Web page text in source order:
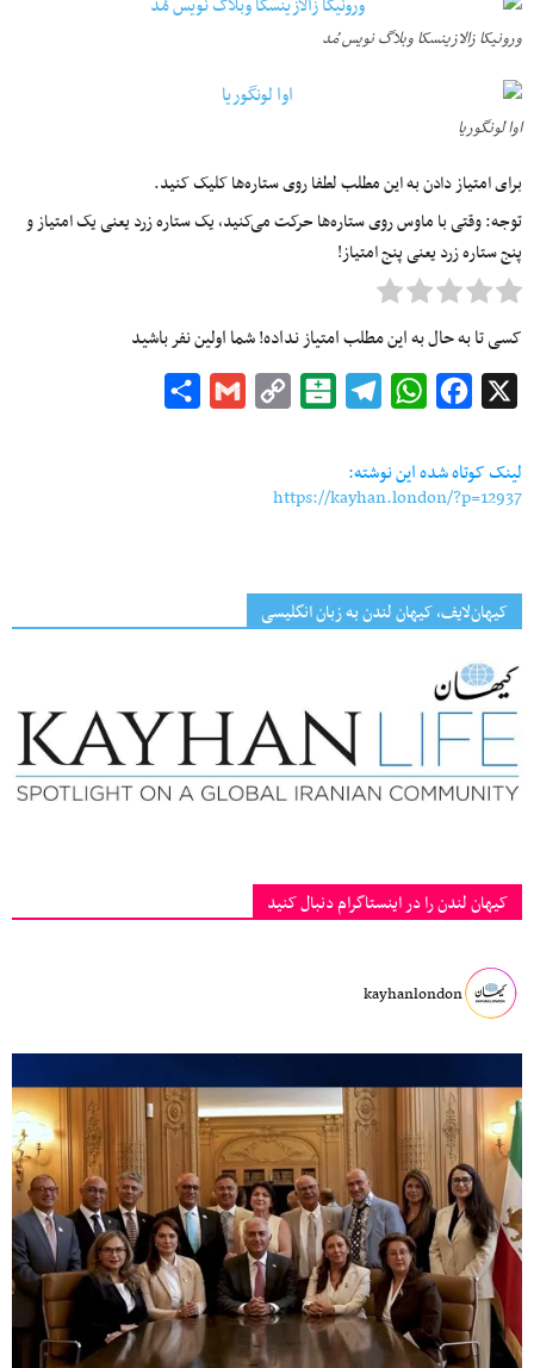
ورونیکا زالازینسکا وبلاگ نویس مُد
اوا لونگوریا
برای امتیاز دادن به این مطلب لطفا روی ستاره‌ها کلیک کنید.
توجه: وقتی با ماوس روی ستاره‌ها حرکت می‌کنید، یک ستاره زرد یعنی یک امتیاز و
پنج ستاره زرد یعنی پنج امتیاز!
کسی تا به حال به این مطلب امتیاز نداده! شما اولین نفر باشید
Facebook
WhatsApp
Telegram
Balatarin
Copy
Gmail
لینک کوتاه شده این نوشته:
https://kayhan.london/?p=12937
کیهان‌لایف، کیهان لندن به زبان انگلیسی
کیهان لندن را در اینستاگرام دنبال کنید
kayhanlondon